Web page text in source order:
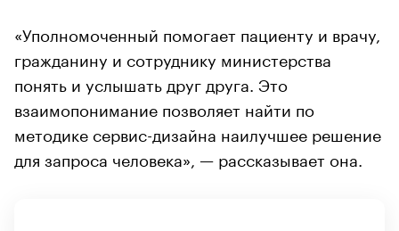
«Уполномоченный помогает пациенту и врачу,
гражданину и сотруднику министерства
понять и услышать друг друга. Это
взаимопонимание позволяет найти по
методике сервис-дизайна наилучшее решение
для запроса человека», — рассказывает она.